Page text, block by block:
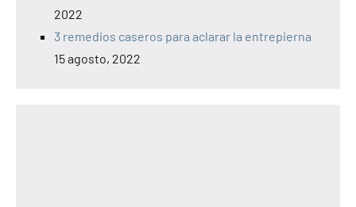
2022
3 remedios caseros para aclarar la entrepierna
15 agosto, 2022